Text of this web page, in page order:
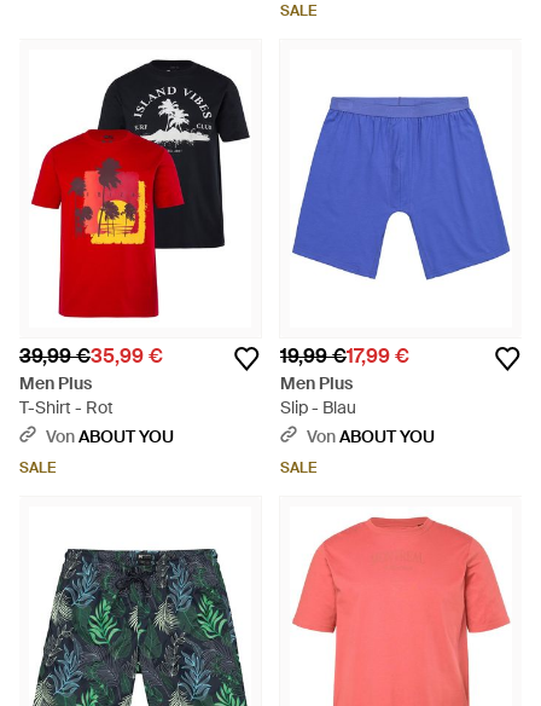
SALE
39,99 €35,99 €
Men Plus
T-Shirt - Rot
VonABOUT YOU
SALE
19,99 €17,99 €
Men Plus
Slip - Blau
VonABOUT YOU
SALE